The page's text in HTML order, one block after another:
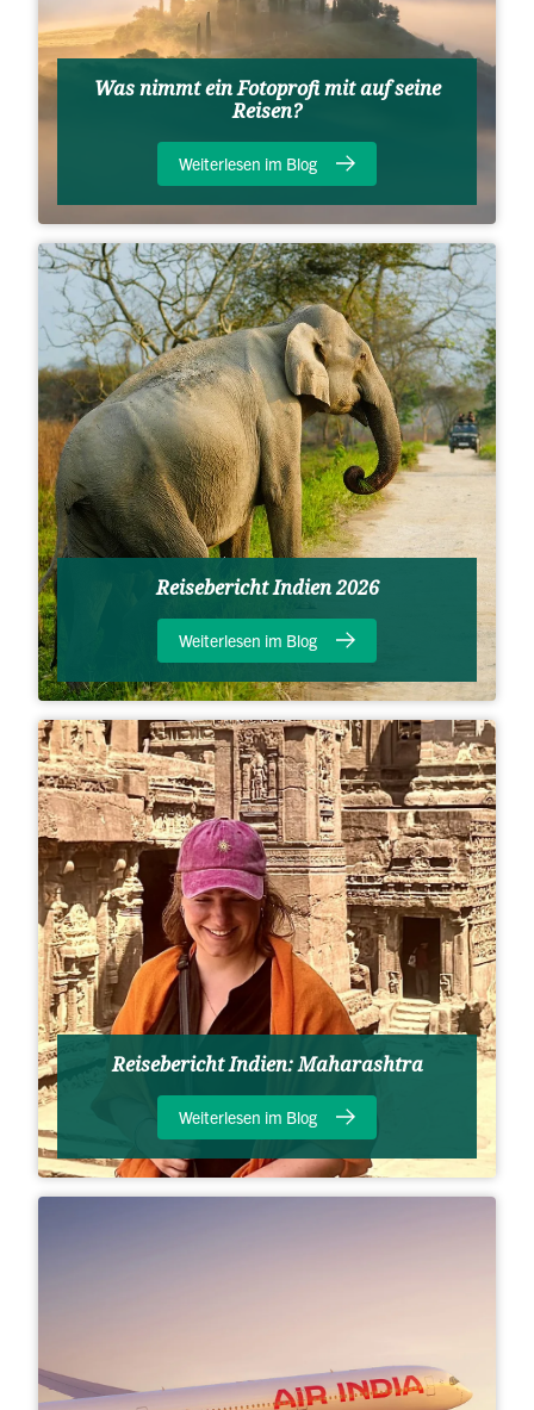
Was nimmt ein Fotoprofi mit auf seine
Reisen?
Weiterlesen im Blog
Reisebericht Indien 2026
Weiterlesen im Blog
Reisebericht Indien: Maharashtra
Weiterlesen im Blog